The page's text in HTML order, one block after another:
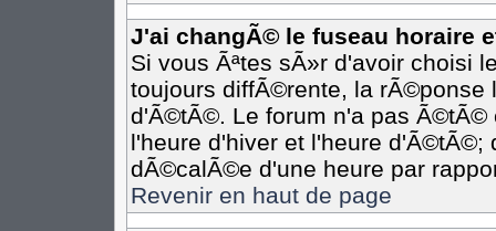
J'ai changÃ© le fuseau horaire
Si vous Ãªtes sÃ»r d'avoir choisi
toujours diffÃ©rente, la
d'Ã©tÃ©. Le forum n'a pas Ã©tÃ©
l'heure d'hiver et l'heure
dÃ©calÃ©e d'une heure par
Revenir en haut de page